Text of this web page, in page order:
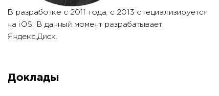
В разработке с 2011 года, с 2013 специализируется
на iOS. В данный момент разрабатывает
Яндекс.Диск.
Доклады